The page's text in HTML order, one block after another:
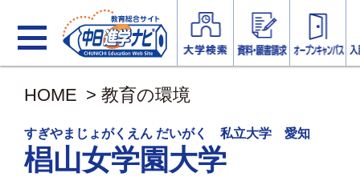
HOME > 教育の環境
すぎやまじょがくえん だいがく 私立大学 愛知
椙山女学園大学